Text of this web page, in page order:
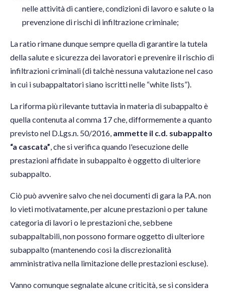
nelle attività di cantiere, condizioni di lavoro e salute o la
prevenzione di rischi di infiltrazione criminale;
La ratio rimane dunque sempre quella di garantire la tutela
della salute e sicurezza dei lavoratori e prevenire il rischio di
infiltrazioni criminali (di talchè nessuna valutazione nel caso
in cui i subappaltatori siano iscritti nelle “white lists”).
La riforma più rilevante tuttavia in materia di subappalto è
quella contenuta al comma 17 che, difformemente a quanto
previsto nel D.Lgs.n. 50/2016, ammette il c.d. subappalto
“a cascata”, che si verifica quando l'esecuzione delle
prestazioni affidate in subappalto è oggetto di ulteriore
subappalto.
Ciò può avvenire salvo che nei documenti di gara la P.A. non
lo vieti motivatamente, per alcune prestazioni o per talune
categoria di lavori o le prestazioni che, sebbene
subappaltabili, non possono formare oggetto di ulteriore
subappalto (mantenendo così la discrezionalità
amministrativa nella limitazione delle prestazioni escluse).
Vanno comunque segnalate alcune criticità, se si considera